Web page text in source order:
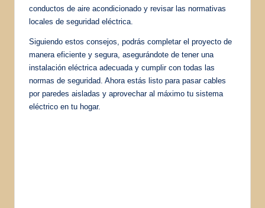
conductos de aire acondicionado y revisar las normativas
locales de seguridad eléctrica.
Siguiendo estos consejos, podrás completar el proyecto de
manera eficiente y segura, asegurándote de tener una
instalación eléctrica adecuada y cumplir con todas las
normas de seguridad. Ahora estás listo para pasar cables
por paredes aisladas y aprovechar al máximo tu sistema
eléctrico en tu hogar.